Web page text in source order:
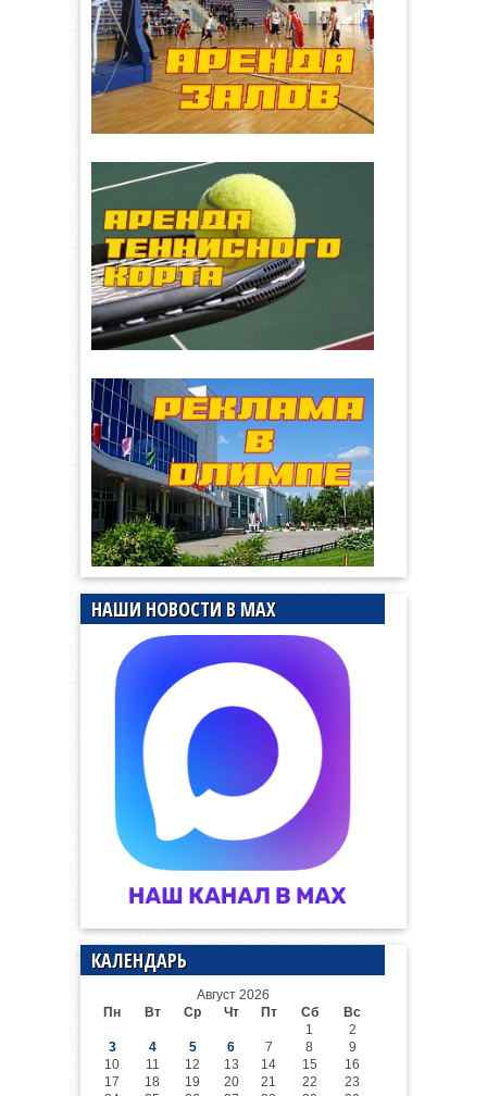
НАШИ НОВОСТИ В MAX
КАЛЕНДАРЬ
Август 2026
Пн
Вт Ср Чт Пт Сб
Вс
1
2
3
4 5 6 7 8
9
10
11 12 13 14 15
16
17
18 19 20 21 22
23